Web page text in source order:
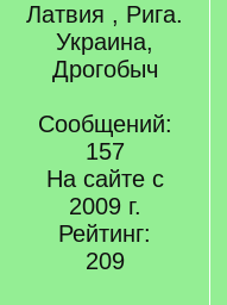
Латвия , Рига.
Украина,
Дрогобыч
Сообщений:
157
На сайте с
2009 г.
Рейтинг:
209